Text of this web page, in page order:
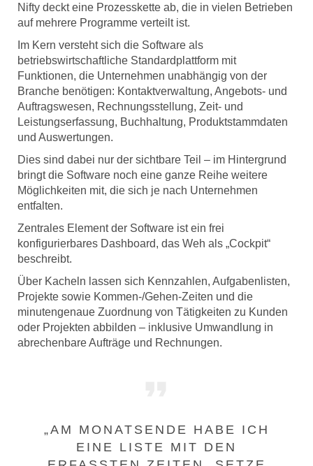
Nifty deckt eine Prozesskette ab, die in vielen Betrieben
auf mehrere Programme verteilt ist.
Im Kern versteht sich die Software als
betriebswirtschaftliche Standardplattform mit
Funktionen, die Unternehmen unabhängig von der
Branche benötigen: Kontaktverwaltung, Angebots- und
Auftragswesen, Rechnungsstellung, Zeit- und
Leistungserfassung, Buchhaltung, Produktstammdaten
und Auswertungen.
Dies sind dabei nur der sichtbare Teil – im Hintergrund
bringt die Software noch eine ganze Reihe weitere
Möglichkeiten mit, die sich je nach Unternehmen
entfalten.
Zentrales Element der Software ist ein frei
konfigurierbares Dashboard, das Weh als „Cockpit“
beschreibt.
Über Kacheln lassen sich Kennzahlen, Aufgabenlisten,
Projekte sowie Kommen-/Gehen-Zeiten und die
minutengenaue Zuordnung von Tätigkeiten zu Kunden
oder Projekten abbilden – inklusive Umwandlung in
abrechenbare Aufträge und Rechnungen.
„AM MONATSENDE HABE ICH
EINE LISTE MIT DEN